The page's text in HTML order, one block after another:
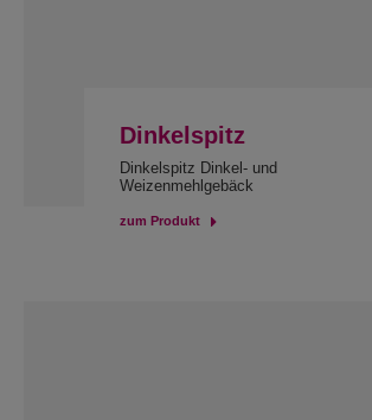
Dinkelspitz
Dinkelspitz Dinkel- und
Weizenmehlgebäck
zum Produkt